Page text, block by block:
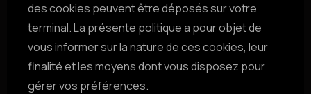
des cookies peuvent être déposés sur votre
terminal. La présente politique a pour objet de
vous informer sur la nature de ces cookies, leur
finalité et les moyens dont vous disposez pour
gérer vos préférences.